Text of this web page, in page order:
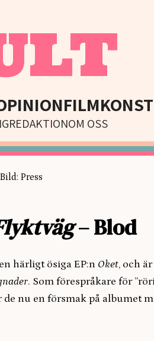
FILMKONST
REDAKTIONOM OSS
Bild: Press
– Blod
härligt ösiga EP:n Oket, och
. Som förespråkare för
nu en försmak på albumet